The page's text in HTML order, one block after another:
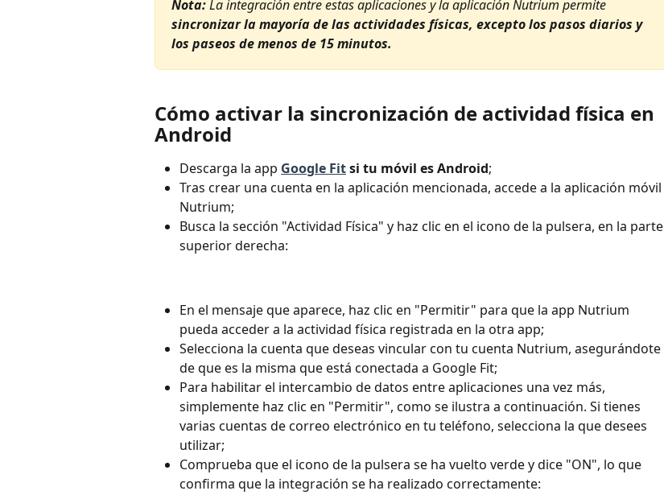
Nota: La integración entre estas aplicaciones y la aplicación Nutrium permite
sincronizar la mayoría de las actividades físicas, excepto los pasos diarios y
los paseos de menos de 15 minutos.
Cómo activar la sincronización de actividad física en
Android
Descarga la app Google Fit si tu móvil es Android;
Tras crear una cuenta en la aplicación mencionada, accede a la aplicación móvil
Nutrium;
Busca la sección "Actividad Física" y haz clic en el icono de la pulsera, en la parte
superior derecha:
En el mensaje que aparece, haz clic en "Permitir" para que la app Nutrium
pueda acceder a la actividad física registrada en la otra app;
Selecciona la cuenta que deseas vincular con tu cuenta Nutrium, asegurándote
de que es la misma que está conectada a Google Fit;
Para habilitar el intercambio de datos entre aplicaciones una vez más,
simplemente haz clic en "Permitir", como se ilustra a continuación. Si tienes
varias cuentas de correo electrónico en tu teléfono, selecciona la que desees
utilizar;
Comprueba que el icono de la pulsera se ha vuelto verde y dice "ON", lo que
confirma que la integración se ha realizado correctamente: